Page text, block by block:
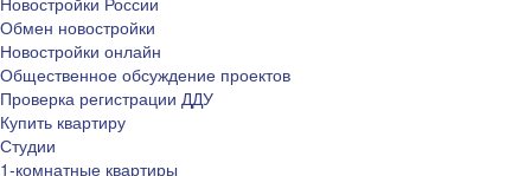
Обмен новостройки
Новостройки онлайн
Общественное обсуждение проектов
Проверка регистрации ДДУ
Купить квартиру
Студии
1-комнатные квартиры